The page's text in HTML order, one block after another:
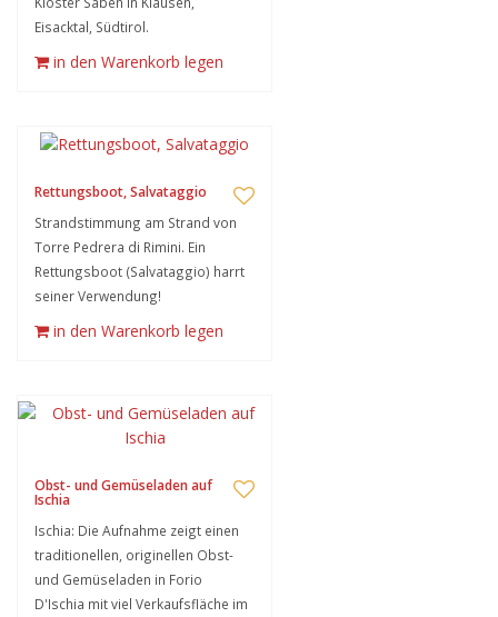
Eisacktal, Südtirol.
in den Warenkorb legen
Rettungsboot, Salvataggio
Strandstimmung am Strand von
Torre Pedrera di Rimini. Ein
Rettungsboot (Salvataggio) harrt
seiner Verwendung!
in den Warenkorb legen
Obst- und Gemüseladen auf
Ischia
Ischia: Die Aufnahme zeigt einen
traditionellen, originellen Obst-
und Gemüseladen in Forio
D'Ischia mit viel Verkaufsfläche im